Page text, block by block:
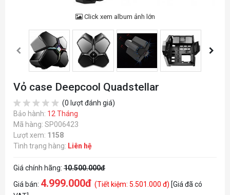
Click xem album ảnh lớn
Vỏ case Deepcool Quadstellar
(0 lượt đánh giá)
Bảo hành: 12 Tháng
Mã hàng: SP006423
Lượt xem: 1158
Tình trạng hàng: Liên hệ
Giá chính hãng: 10.500.000đ
Giá bán: 4.999.000đ (Tiết kiệm: 5.501.000 đ) [Giá đã có